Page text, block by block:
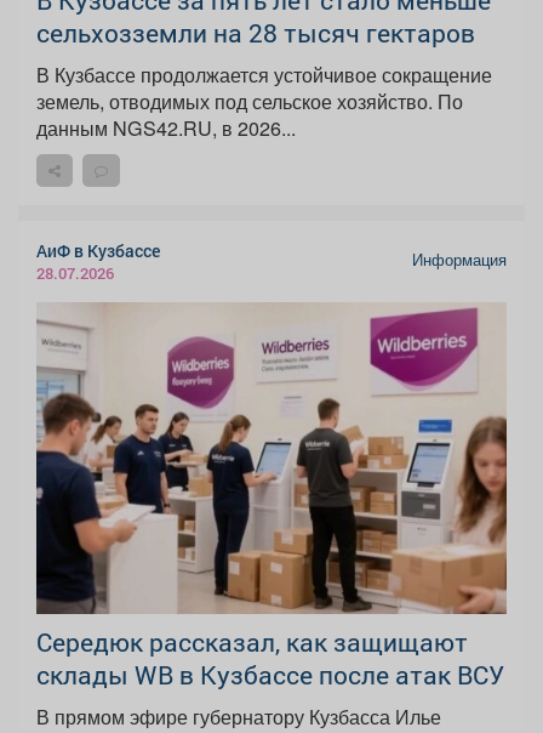
сельхозземли на 28 тысяч гектаров
В Кузбассе продолжается устойчивое сокращение
земель, отводимых под сельское хозяйство. По
данным NGS42.RU, в 2026...
АиФ в Кузбассе
28.07.2026
Информация
Середюк рассказал, как защищают
склады WB в Кузбассе после атак ВСУ
В прямом эфире губернатору Кузбасса Илье